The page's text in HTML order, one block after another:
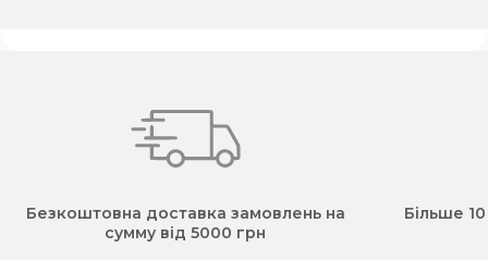
Безкоштовна доставка замовлень на
сумму від 5000 грн
Більше